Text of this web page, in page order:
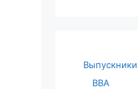
Выпускники
ВВА